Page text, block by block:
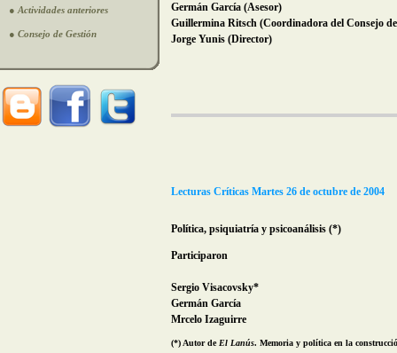
● Actividades anteriores
● Consejo de Gestión
Germán García (Asesor)
Guillermina Ritsch (Coordinadora del Consejo
Jorge Yunis (Director)
Lecturas Críticas Martes 26 de octubre de 2004
Política, psiquiatría y psicoanálisis (*)
Participaron
Sergio Visacovsky*
Germán García
Mrcelo Izaguirre
(*) Autor de El Lanús. Memoria y política en la